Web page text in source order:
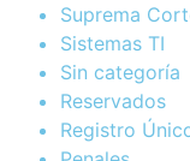
Suprema
Sistemas TI
Sin categoría
Reservados
Registro